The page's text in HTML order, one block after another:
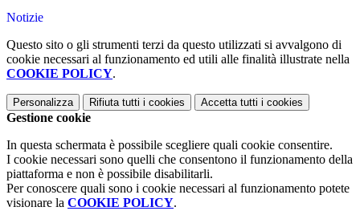
Notizie
Questo sito o gli strumenti terzi da questo utilizzati si avvalgono di
cookie necessari al funzionamento ed utili alle finalità illustrate nella
COOKIE POLICY.
Personalizza Rifiuta tutti i cookies Accetta tutti i cookies
Gestione cookie
In questa schermata è possibile scegliere quali cookie consentire.
I cookie necessari sono quelli che consentono il funzionamento della
piattaforma e non è possibile disabilitarli.
Per conoscere quali sono i cookie necessari al funzionamento potete
visionare la COOKIE POLICY.